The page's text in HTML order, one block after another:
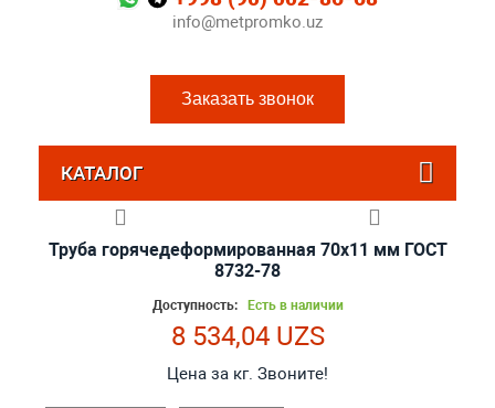
info@metpromko.uz
Заказать звонок
КАТАЛОГ
Труба горячедеформированная 70х11 мм ГОСТ
8732-78
Доступность: Есть в наличии
8 534,04 UZS
Цена за кг. Звоните!